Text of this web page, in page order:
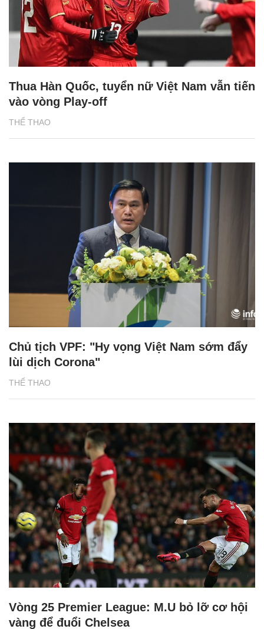
THỂ THAO
Thua Hàn Quốc, tuyển nữ Việt Nam vẫn tiến
vào vòng Play-off
THỂ THAO
Chủ tịch VPF: "Hy vọng Việt Nam sớm đẩy
lùi dịch Corona"
Vòng 25 Premier League: M.U bỏ lỡ cơ hội
vàng để đuổi Chelsea